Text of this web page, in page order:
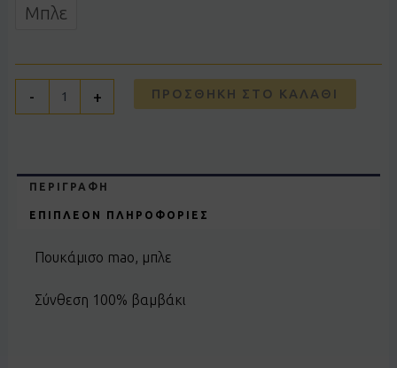
Μπλε
- + ΠΡΟΣΘΉΚΗ ΣΤΟ ΚΑΛΆΘΙ
ΠΕΡΙΓΡΑΦΉ
ΕΠΙΠΛΈΟΝ ΠΛΗΡΟΦΟΡΊΕΣ
Πουκάμισο mao, μπλε
Σύνθεση 100% βαμβάκι